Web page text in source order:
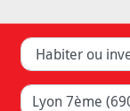
Habiter ou
Ville (Lyon,